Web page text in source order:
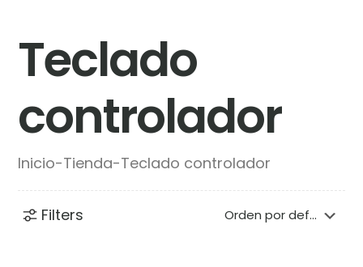
Teclado
controlador
Inicio-Tienda-Teclado controlador
Filters